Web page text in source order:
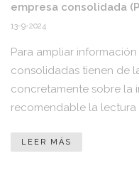
empresa consolidada
13-9-2024
Para ampliar
consolidadas tienen de
concretamente sobre la
recomendable la lectura
LEER MÁS